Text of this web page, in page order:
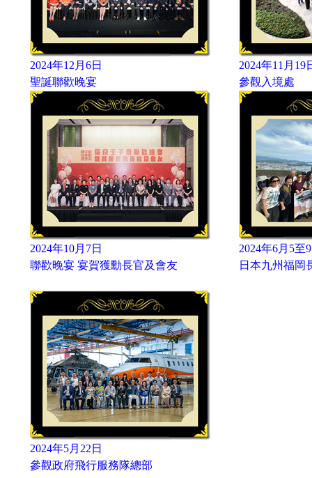
2024年12月6日
聖誕聯歡晚宴
2024年11月19
參觀入境處
2024年10月7日
聯歡晚宴 宴賀獲勳長官及會友
2024年6月5至
日本九州福岡
2024年5月22日
參觀政府飛行服務隊總部